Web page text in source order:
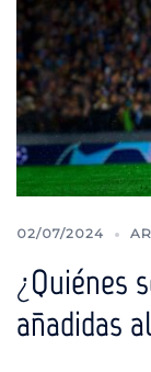
02/07/2024
¿Quiénes
añadidas